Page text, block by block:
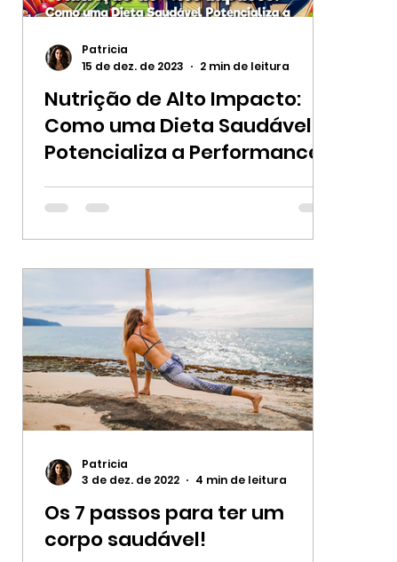
Nutrição de Alto Impacto:
Como uma Dieta Saudável
Potencializa a Performance
Patricia
15 de dez. de 2023
2 min de leitura
Os 7 passos para ter um
corpo saudável!
Patricia
3 de dez. de 2022
4 min de leitura